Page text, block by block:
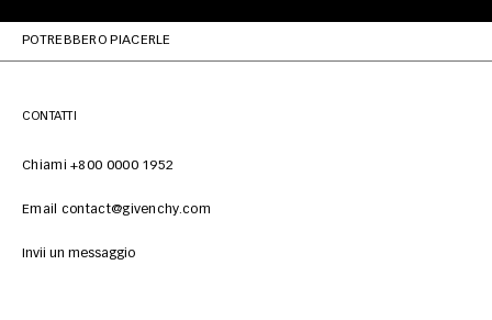
POTREBBERO PIACERLE
CONTATTI
Chiami +800 0000 1952
Email contact@givenchy.com
Invii un messaggio